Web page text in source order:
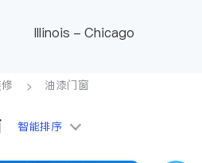
Illinois - Chicago
油漆门窗
智能排序